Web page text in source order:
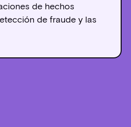
de hechos
de fraude y las